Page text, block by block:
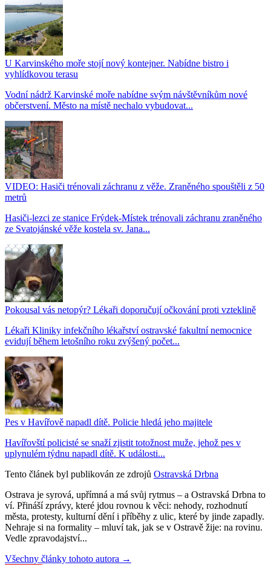
U Karvinského moře stojí nový kontejner. Nabídne bistro i
vyhlídkovou terasu
Vodní nádrž Karvinské moře nabídne svým návštěvníkům nové
občerstvení. Město na místě nechalo vybudovat...
VIDEO: Hasiči trénovali záchranu z věže. Zraněného spouštěli z 50
metrů
Hasiči-lezci ze stanice Frýdek-Místek trénovali záchranu zraněného
ze Svatojánské věže kostela sv. Jana...
Pokousal vás netopýr? Lékaři doporučují očkování proti vzteklině
Lékaři Kliniky infekčního lékařství ostravské fakultní nemocnice
evidují během letošního roku zvýšený počet...
Pes v Havířově napadl dítě. Policie hledá jeho majitele
Havířovští policisté se snaží zjistit totožnost muže, jehož pes v
uplynulém týdnu napadl dítě. K události...
Tento článek byl publikován ze zdrojů Ostravská Drbna
Ostrava je syrová, upřímná a má svůj rytmus – a Ostravská Drbna to
ví. Přináší zprávy, které jdou rovnou k věci: nehody, rozhodnutí
města, protesty, kulturní dění i příběhy z ulic, které by jinde zapadly.
Nehraje si na formality – mluví tak, jak se v Ostravě žije: na rovinu.
Vedle zpravodajství...
Všechny články tohoto autora →